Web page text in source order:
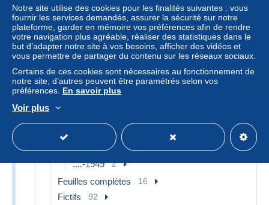
Aviation 3
Croix Rouge 3
Expositions Philatéliques 16
Vignettes militaires
Autres & non classés 33
Essais 4
Autres & non classés
....-1949 2
Feuilles complètes 16
Fictifs 92
Notre site utilise des cookies pour les finalités suivantes : vous
fournir les services demandés, assurer la sécurité sur notre
plateforme, garder en mémoire vos préférences afin de rendre
votre navigation plus agréable, réaliser des statistiques dans le
but d’adapter notre site à vos besoins, afficher des vidéos et
vous permettre de partager du contenu sur les réseaux sociaux.
Certains de ces cookies sont nécessaires au fonctionnement de
notre site, d’autres peuvent être paramétrés selon vos
préférences. En savoir plus
Voir plus